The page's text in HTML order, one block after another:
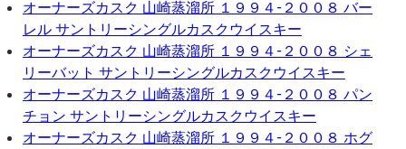
オーナーズカスク 山崎蒸溜所 １９９４-２００８ バー
レル サントリーシングルカスクウイスキー
オーナーズカスク 山崎蒸溜所 １９９４-２００８ シェ
リーバット サントリーシングルカスクウイスキー
オーナーズカスク 山崎蒸溜所 １９９４-２００８ パン
チョン サントリーシングルカスクウイスキー
オーナーズカスク 山崎蒸溜所 １９９４-２００８ ホグ